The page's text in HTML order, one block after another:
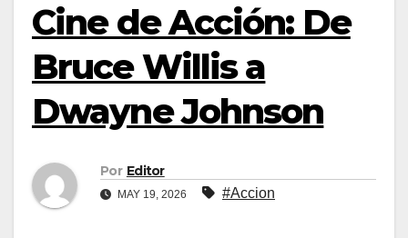
Cine de Acción: De
Bruce Willis a
Dwayne Johnson
Por Editor
MAY 19, 2026 #Accion